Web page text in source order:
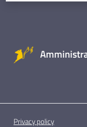
Privacy policy